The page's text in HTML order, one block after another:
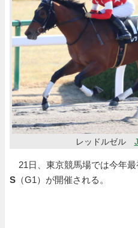
レッドルゼル
21日、東京競馬場では今年最
S （G1）が開催される。